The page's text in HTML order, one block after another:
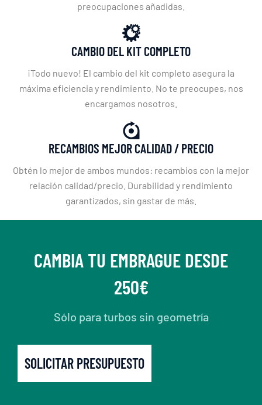
preocupaciones añadidas.
CAMBIO DEL KIT COMPLETO
¡Todo nuevo! El cambio del kit completo asegura la
máxima eficiencia y rendimiento. No te preocupes, nos
encargamos nosotros.
RECAMBIOS MEJOR CALIDAD / PRECIO
Obtén lo mejor de ambos mundos: recambios con la mejor
relación calidad/precio. Durabilidad y rendimiento
garantizados, sin gastar de más.
CAMBIA TU EMBRAGUE DESDE
250€
Sólo para turbos sin geometría
SOLICITAR PRESUPUESTO